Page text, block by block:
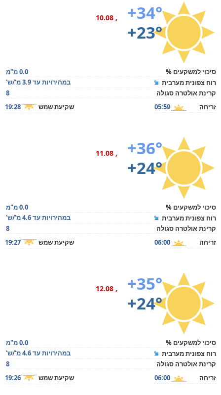
+34°
+23°
, 10.08
סיכוי למשקעים %
0.0 מ"מ
רוח צפונית מערבית
במהירויות עד 3.9 מ'/ש'
קרינת אולטרה סגולה
8
זריחה
05:59 שקיעת שמש 19:28
+36°
+24°
, 11.08
סיכוי למשקעים %
0.0 מ"מ
רוח צפונית מערבית
במהירויות עד 4.6 מ'/ש'
קרינת אולטרה סגולה
8
זריחה
06:00 שקיעת שמש 19:27
+35°
+24°
, 12.08
סיכוי למשקעים %
0.0 מ"מ
רוח צפונית מערבית
במהירויות עד 4.6 מ'/ש'
קרינת אולטרה סגולה
8
זריחה
06:00 שקיעת שמש 19:26